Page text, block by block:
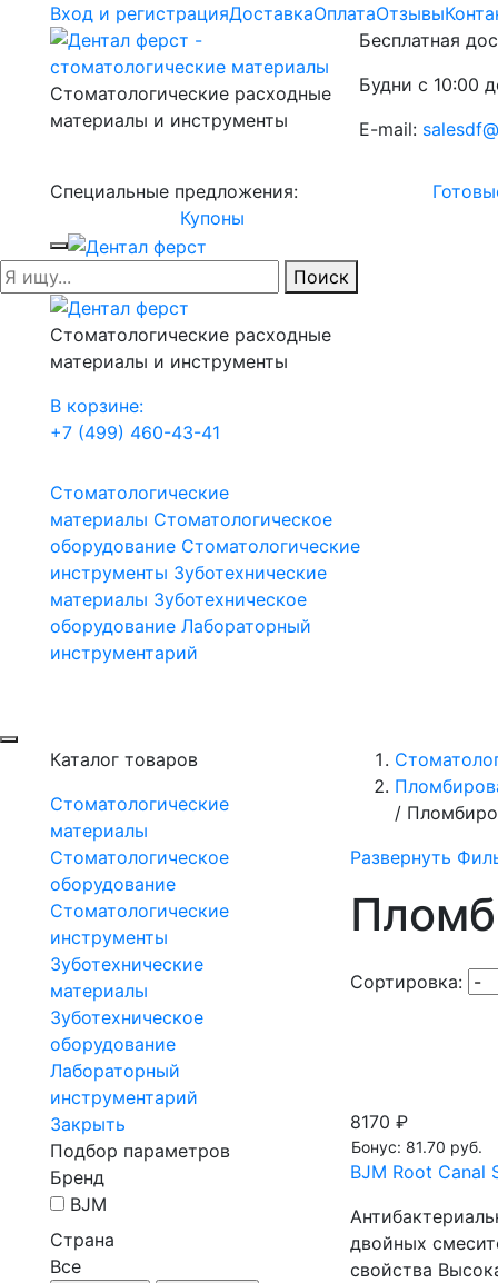
Вход и регистрацияДоставкаОплатаОтзывы
Стоматологические расходные
материалы и инструменты
Бесплатная
Будни с 10:00
E-mail:
Специальные предложения:
Купоны
Поиск
Стоматологические расходные
материалы и инструменты
В корзине:
+7 (499) 460-43-41
Стоматологические
материалы Стоматологическое
оборудование Стоматологические
инструменты Зуботехнические
материалы Зуботехническое
оборудование Лабораторный
инструментарий
Каталог товаров
Стоматологические
материалы
Стоматологическое
оборудование
Стоматологические
инструменты
Зуботехнические
материалы
Зуботехническое
оборудование
Лабораторный
инструментарий
Закрыть
Подбор параметров
Бренд
BJM
Страна
Все
/
Развернуть
Сортировка:
8170 ₽
Бонус: 81.70 руб.
BJM Root Canal
двойных
свойства